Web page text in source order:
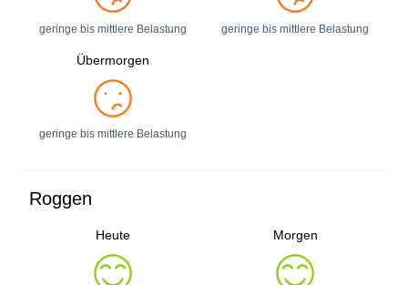
geringe bis mittlere Belastung geringe bis mittlere Belastung
Übermorgen
geringe bis mittlere Belastung
Roggen
Heute Morgen